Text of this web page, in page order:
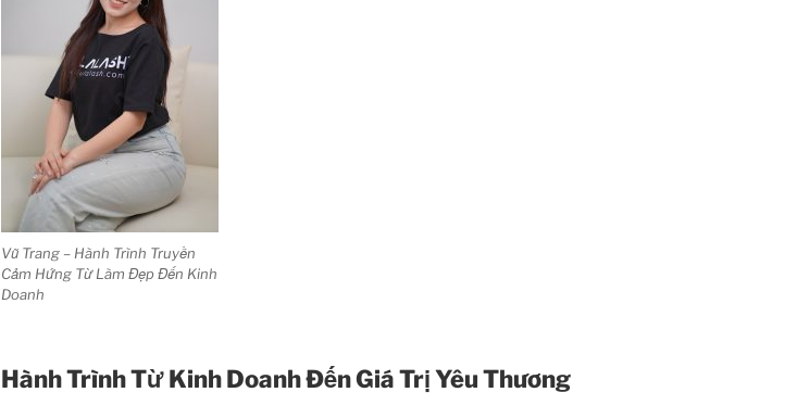
Vũ Trang – Hành Trình Truyền
Cảm Hứng Từ Làm Đẹp Đến Kinh
Doanh
Hành Trình Từ Kinh Doanh Đến Giá Trị Yêu Thương